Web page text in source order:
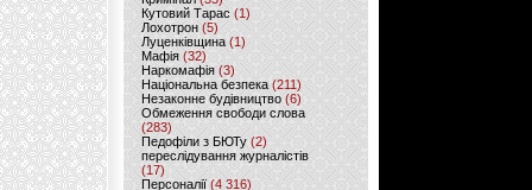
Кутовий Тарас (1)
Лохотрон(5)
Луценківщина (1)
Мафія (32)
Наркомафія (3)
Національна безпека (211)
Незаконне будівництво(6)
Обмеження свободи слова
(283)
Педофіли з БЮТу (2)
переслідування журналістів
(17)
Персоналії (4 316)